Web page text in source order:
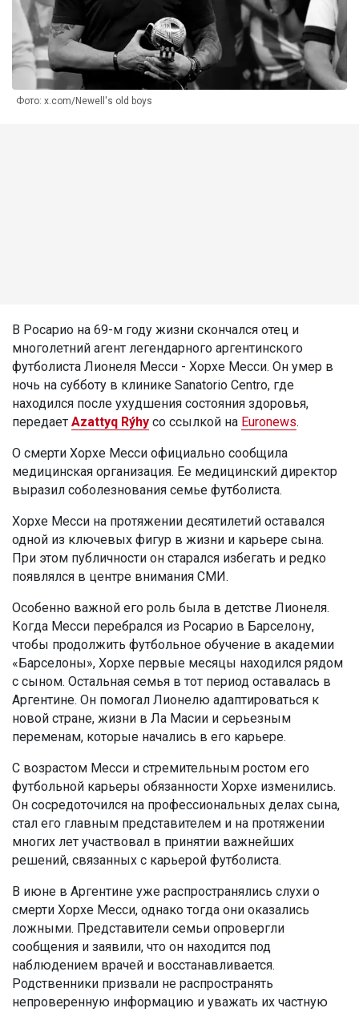
Фото: x.com/Newell's old boys
В Росарио на 69-м году жизни скончался отец и
многолетний агент легендарного аргентинского
футболиста Лионеля Месси - Хорхе Месси. Он умер в
ночь на субботу в клинике Sanatorio Centro, где
находился после ухудшения состояния здоровья,
передает Azattyq Rýhy со ссылкой на Euronews.
О смерти Хорхе Месси официально сообщила
медицинская организация. Ее медицинский директор
выразил соболезнования семье футболиста.
Хорхе Месси на протяжении десятилетий оставался
одной из ключевых фигур в жизни и карьере сына.
При этом публичности он старался избегать и редко
появлялся в центре внимания СМИ.
Особенно важной его роль была в детстве Лионеля.
Когда Месси перебрался из Росарио в Барселону,
чтобы продолжить футбольное обучение в академии
«Барселоны», Хорхе первые месяцы находился рядом
с сыном. Остальная семья в тот период оставалась в
Аргентине. Он помогал Лионелю адаптироваться к
новой стране, жизни в Ла Масии и серьезным
переменам, которые начались в его карьере.
С возрастом Месси и стремительным ростом его
футбольной карьеры обязанности Хорхе изменились.
Он сосредоточился на профессиональных делах сына,
стал его главным представителем и на протяжении
многих лет участвовал в принятии важнейших
решений, связанных с карьерой футболиста.
В июне в Аргентине уже распространялись слухи о
смерти Хорхе Месси, однако тогда они оказались
ложными. Представители семьи опровергли
сообщения и заявили, что он находится под
наблюдением врачей и восстанавливается.
Родственники призвали не распространять
непроверенную информацию и уважать их частную